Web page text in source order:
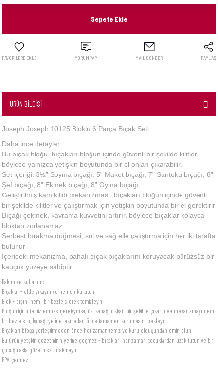
Sepete Ekle
YORUM YAP MAİL GÖNDER PAYLAŞ
ÜRÜN BİLGİSİ
Joseph Joseph 10125 Bloklu 6 Parça Bıçak Seti
Daha ince detaylar
Bu bıçak bloğu, bıçakları bloğun içinde güvenli bir şekilde kilitler,
böylece yalnızca yetişkin boyutunda bir el onları çıkarabilir.
Set içeriği: 3½” Soyma bıçağı, 5” Maket bıçağı, 7” Santoku bıçağı, 8”
Şef bıçağı, 8” Ekmek bıçağı, 8” Oyma bıçağı.
Geliştirilmiş kam kilidi mekanizması, bıçakları bloğun içinde güvenli
bir şekilde kilitler ve çalıştırmak için yetişkin boyutunda bir el gerektirir
Bıçağı çekmek, kavrama kuvvetini artırır, böylece bıçaklar kolayca
bloktan zorlanamaz
Serbest bırakma düğmesi, sol ve sağ elle çalıştırma için her iki tarafta
bulunur
İçerideki mekanizma, pahalı bıçak bıçaklarını koruyacak pürüzsüz bir
kauçuk yüzeye sahiptir.
Bakım ve kullanım:
Bıçaklar - elde yıkayın ve hemen kurutun
Blok - dışını nemli bir bezle silerek temizleyin
Bloğun içinin temizlenmesi gerekiyorsa, üst kapağı dikkatli bir şekilde çıkarın ve mekanizmayı nemli
bir bezle silin, kapağı yerine takmadan önce tamamen kurumasını bekleyin.
Bıçakları bloğa yerleştirmeden önce her zaman temiz ve kuru olduğundan emin olun
Bu ürün yetişkin gözetiminin yerine geçmez - bıçakları her zaman çocuklardan uzak tutun ve bir
çocuğu asla gözetimsiz bırakmayın
BPA içermez